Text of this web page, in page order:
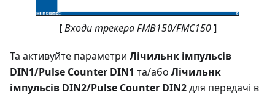
[ Входи трекера FMB150/FMC150 ]
Та активуйте параметри Лічильнк імпульсів
DIN1/Pulse Counter DIN1 та/або Лічильнк
імпульсів DIN2/Pulse Counter DIN2для передачі в